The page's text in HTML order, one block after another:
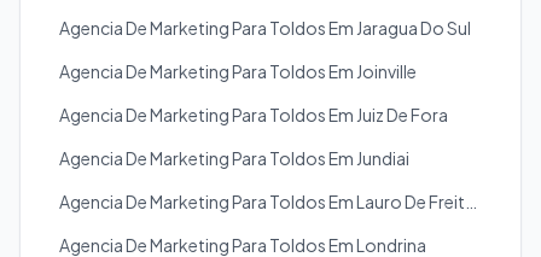
Agencia De Marketing Para Toldos Em Jaragua Do Sul
Agencia De Marketing Para Toldos Em Joinville
Agencia De Marketing Para Toldos Em Juiz De Fora
Agencia De Marketing Para Toldos Em Jundiai
Agencia De Marketing Para Toldos Em Londrina